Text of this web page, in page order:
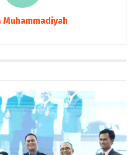
Muhammadiyah